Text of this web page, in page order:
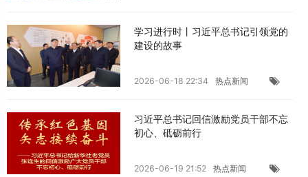
学习进行时丨习近平总书记引领党的
建设的故事
2026-06-18 22:34 热点新闻
习近平总书记回信激励党员干部不忘
初心、砥砺前行
2026-06-19 21:52 热点新闻